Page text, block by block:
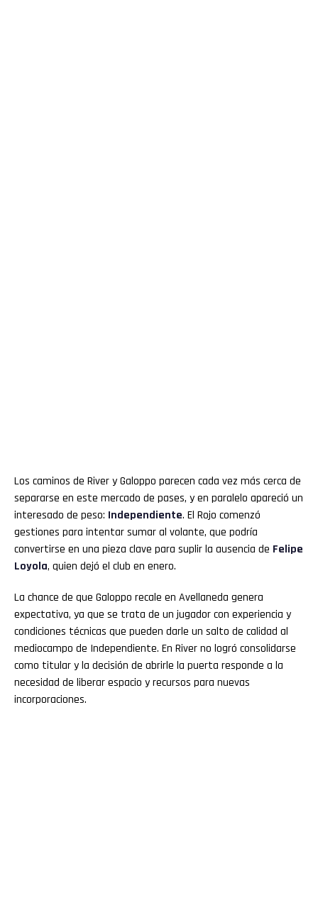
Los caminos de River y Galoppo parecen cada vez más cerca de
separarse en este mercado de pases, y en paralelo apareció un
interesado de peso: Independiente. El Rojo comenzó
gestiones para intentar sumar al volante, que podría
convertirse en una pieza clave para suplir la ausencia de Felipe
Loyola, quien dejó el club en enero.
La chance de que Galoppo recale en Avellaneda genera
expectativa, ya que se trata de un jugador con experiencia y
condiciones técnicas que pueden darle un salto de calidad al
mediocampo de Independiente. En River no logró consolidarse
como titular y la decisión de abrirle la puerta responde a la
necesidad de liberar espacio y recursos para nuevas
incorporaciones.